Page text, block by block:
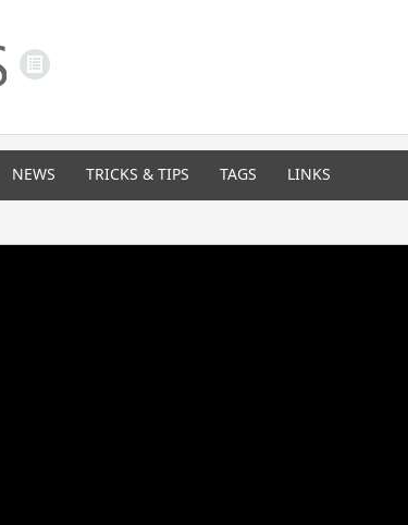
NEWS TRICKS & TIPS TAGS LINKS